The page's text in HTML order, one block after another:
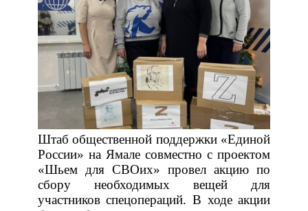
Штаб общественной поддержки «Единой
России» на Ямале совместно с проектом
«Шьем для СВОих» провел акцию по
сбору необходимых вещей для
участников спецопераций. В ходе акции